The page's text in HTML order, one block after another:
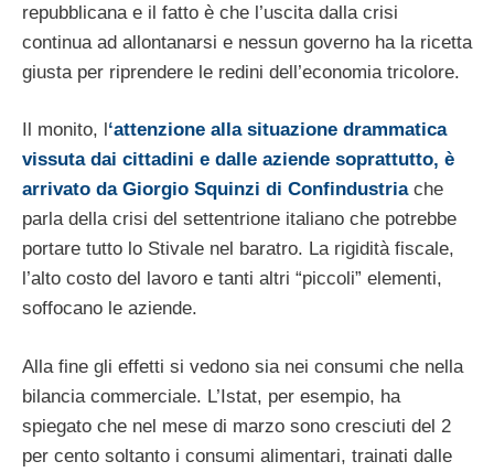
repubblicana e il fatto è che l’uscita dalla crisi
continua ad allontanarsi e nessun governo ha la ricetta
giusta per riprendere le redini dell’economia tricolore.
Il monito, l ‘attenzione alla situazione drammatica
vissuta dai cittadini e dalle aziende soprattutto, è
arrivato da Giorgio Squinzi di Confindustriache
parla della crisi del settentrione italiano che potrebbe
portare tutto lo Stivale nel baratro. La rigidità fiscale,
l’alto costo del lavoro e tanti altri “piccoli” elementi,
soffocano le aziende.
Alla fine gli effetti si vedono sia nei consumi che nella
bilancia commerciale. L’Istat, per esempio, ha
spiegato che nel mese di marzo sono cresciuti del 2
per cento soltanto i consumi alimentari, trainati dalle